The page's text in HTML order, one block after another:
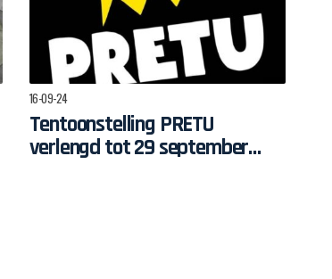
16-09-24
Tentoonstelling PRETU
verlengd tot 29 september